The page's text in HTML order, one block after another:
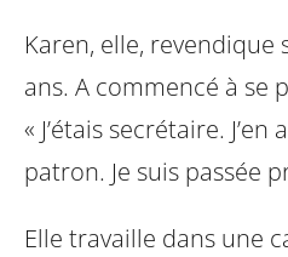
Karen, elle, revendique
ans. A commencé à se
« J’étais secrétaire.
patron. Je suis passée
Elle travaille dans une